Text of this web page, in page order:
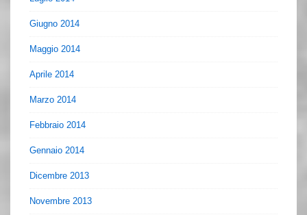
Giugno 2014
Maggio 2014
Aprile 2014
Marzo 2014
Febbraio 2014
Gennaio 2014
Dicembre 2013
Novembre 2013